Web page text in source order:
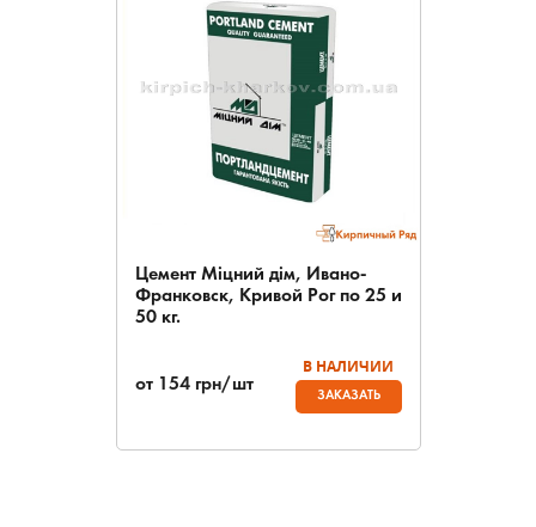
Цемент Міцний дім, Ивано-
Франковск, Кривой Рог по 25 и
50 кг.
от 154 грн/шт
В НАЛИЧИИ
ЗАКАЗАТЬ